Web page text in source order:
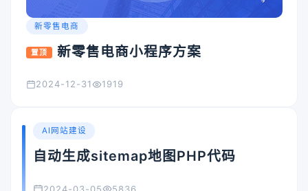
新零售电商
置顶 新零售电商小程序方案
2024-12-31 1919
AI网站建设
自动生成sitemap地图PHP代码
2024-03-05 5836